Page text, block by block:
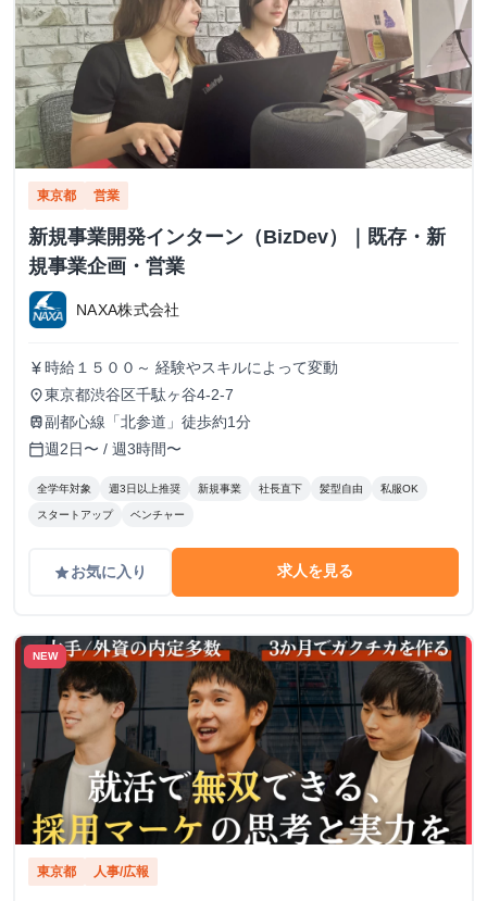
東京都 営業
新規事業開発インターン（BizDev）｜既存・新
規事業企画・営業
NAXA株式会社
currency_yen 時給１５００～ 経験やスキルによって変動
place東京都渋谷区千駄ヶ谷4-2-7
train副都心線「北参道」徒歩約1分
calendar_today週2日〜 / 週3時間〜
全学年対象 週3日以上推奨 新規事業 社長直下 髪型自由 私服OK
スタートアップ ベンチャー
gradeお気に入り 求人を見る
NEW
東京都 人事/広報